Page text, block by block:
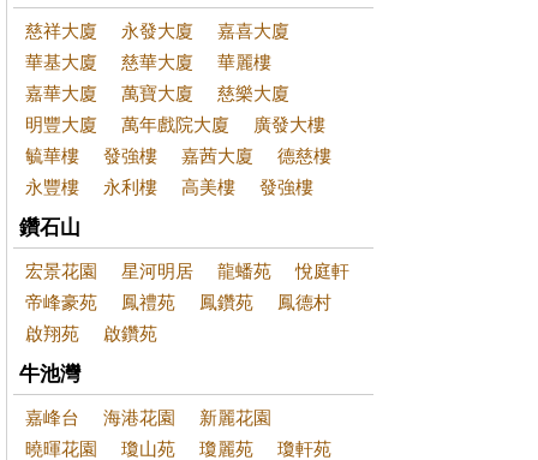
慈祥大廈 永發大廈
嘉喜大廈
華基大廈
慈華大廈
華麗樓
嘉華大廈
萬寶大廈
慈樂大廈
明豐大廈
萬年戲院大廈
廣發大樓
毓華樓
發強樓 嘉茜大廈
德慈樓
永豐樓
永利樓 高美樓 發強樓
鑽石山
宏景花園 星河明居 龍蟠苑
悅庭軒
帝峰豪苑
鳳禮苑 鳳鑽苑
鳳德村
啟翔苑
啟鑽苑
牛池灣
嘉峰台 海港花園
新麗花園
曉暉花園
瓊山苑 瓊麗苑
瓊軒苑